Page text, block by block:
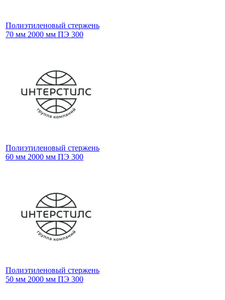
Полиэтиленовый стержень
70 мм 2000 мм ПЭ 300
Полиэтиленовый стержень
60 мм 2000 мм ПЭ 300
Полиэтиленовый стержень
50 мм 2000 мм ПЭ 300